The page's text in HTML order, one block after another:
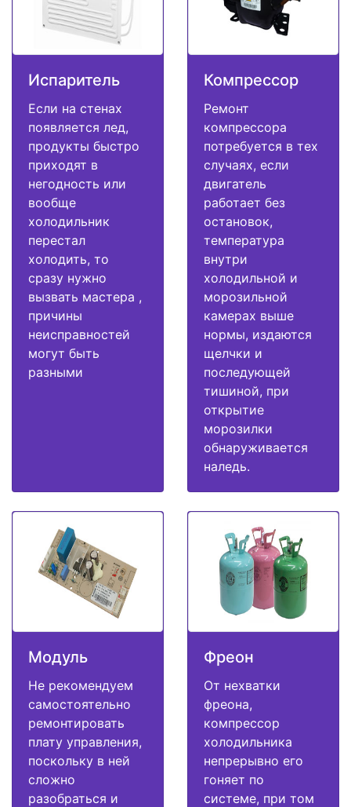
Испаритель
Если на стенах
появляется лед,
продукты быстро
приходят в
негодность или
вообще
холодильник
перестал
холодить, то
сразу нужно
вызвать мастера ,
причины
неисправностей
могут быть
разными
Компрессор
Ремонт
компрессора
потребуется в тех
случаях, если
двигатель
работает без
остановок,
температура
внутри
холодильной и
морозильной
камерах выше
нормы, издаются
щелчки и
последующей
тишиной, при
открытие
морозилки
обнаруживается
наледь.
Модуль
Не рекомендуем
самостоятельно
ремонтировать
плату управления,
поскольку в ней
сложно
разобраться и
Фреон
От нехватки
фреона,
компрессор
холодильника
непрерывно его
гоняет по
системе, при том